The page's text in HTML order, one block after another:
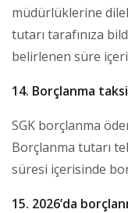
müdürlüklerine
tutarı tarafınıza
belirlenen süre
14. Borçlanma
SGK borçlanma
Borçlanma tutarı
süresi içerisinde
15. 2026’da